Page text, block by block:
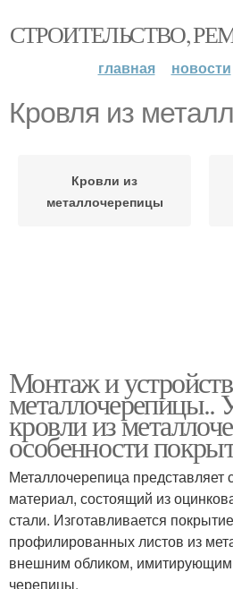
СТРОИТЕЛЬСТВО,
главная новости
Кровля из
Кровли из
металлочерепицы
Монтаж и
металлочерепицы..
кровли из
особенности
Металлочерепица представляет
материал, состоящий из
стали. Изготавливается
профилированных листов из
внешним обликом, имитирующим
черепицы.